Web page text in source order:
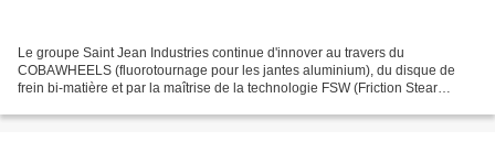
Le groupe Saint Jean Industries continue d'innover au travers du
COBAWHEELS (fluorotournage pour les jantes aluminium), du disque de
frein bi-matière et par la maîtrise de la technologie FSW (Friction Stear